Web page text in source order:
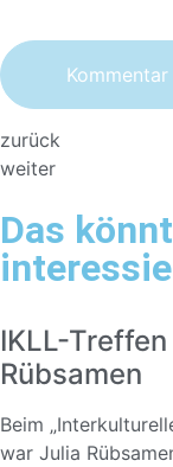
zurück
weiter
Das
IKLL-
Rübsamen
Beim
war Julia